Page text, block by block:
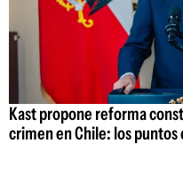
Kast propone reforma
crimen en Chile: los puntos